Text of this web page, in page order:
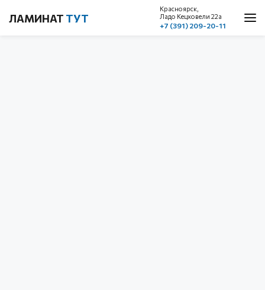
ЛАМИНАТ ТУТ
Красноярск,
Ладо Кецховели 22a
+7 (391) 209-20-11